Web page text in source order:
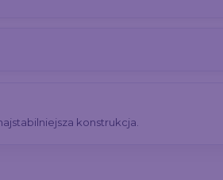
konstrukcja.